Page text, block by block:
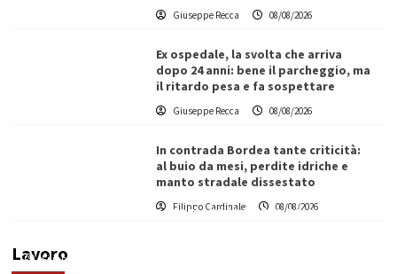
Giuseppe Recca 08/08/2026
Ex ospedale, la svolta che arriva
dopo 24 anni: bene il parcheggio, ma
il ritardo pesa e fa sospettare
Giuseppe Recca 08/08/2026
In contrada Bordea tante criticità:
al buio da mesi, perdite idriche e
manto stradale dissestato
Filippo Cardinale 08/08/2026
Lavoro
L’ingegnere saccense Buscarnera partner chiave
di un progetto transnazionale per la transizione
Filippo Cardinale